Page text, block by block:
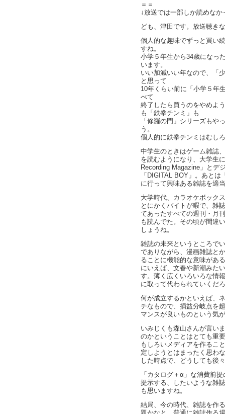
＝＝
↓放送では一部しか読めな
ども、津田です。放送聴き
個人的な趣味でずっと買い
すね。
小学５年生から34歳になっ
います。
いい加減いい年なので、「
と思って
10年くらい前に「小学５年
べて
終了したら買うのをやめよ
も「鉄拳チンミ」も
「修羅の門」シリーズもや
う。
個人的に鉄拳チンミはむし
中学生のときはゲーム雑誌
を読むようになり、大学生
Recording Magazine」とデ
「DIGITAL BOY」。あと
に行って興味ある雑誌を適
大学時代、カラオケボック
とにかくバイトが暇で、雑
てあったすべての週刊・月
も読んでた。その頃が間違
しょうね。
雑誌の未来というところで
でありながら、漫画雑誌と
ることに機能的な意味があ
にいえば、文春や新潮みた
す。薄く広くいろいろな情
に取って代わられていくだ
何が成立するかといえば、
チなもので、損益分岐点を
マンスが良いものという気
いみじくも森山さんが言い
のかということはとても重
もしろいメディアを作るこ
定しようとはまったく思わ
した時点で、どうしても後
「カタログ＋α」な消費前
提示する、したいような雑
も思いますね。
結局、今の時代、雑誌を作